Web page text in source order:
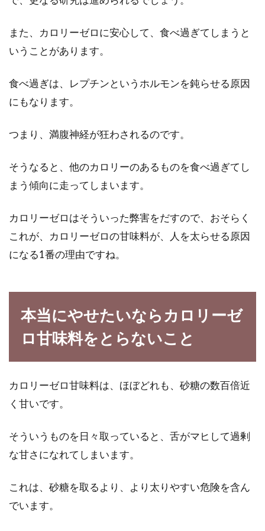
また、カロリーゼロに安心して、食べ過ぎてしまうと
いうことがあります。
食べ過ぎは、レプチンというホルモンを鈍らせる原因
にもなります。
つまり、満腹神経が狂わされるのです。
そうなると、他のカロリーのあるものを食べ過ぎてし
まう傾向に走ってしまいます。
カロリーゼロはそういった弊害をだすので、おそらく
これが、カロリーゼロの甘味料が、人を太らせる原因
になる1番の理由ですね。
本当にやせたいならカロリーゼ
ロ甘味料をとらないこと
カロリーゼロ甘味料は、ほぼどれも、砂糖の数百倍近
く甘いです。
そういうものを日々取っていると、舌がマヒして過剰
な甘さになれてしまいます。
これは、砂糖を取るより、より太りやすい危険を含ん
でいます。